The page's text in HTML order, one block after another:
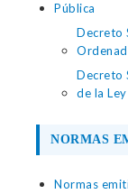
Pública
Decreto
Decreto
de la
NORMAS
Normas